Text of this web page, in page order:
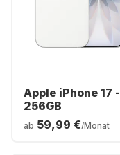
Apple iPhone 17 -
256GB
ab 59,99 €/Monat